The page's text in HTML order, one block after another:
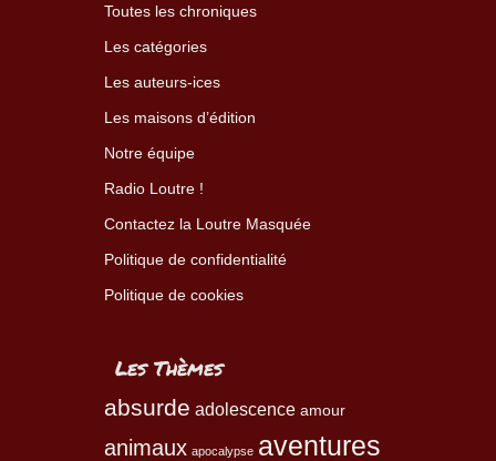
Toutes les chroniques
Les catégories
Les auteurs-ices
Les maisons d’édition
Notre équipe
Radio Loutre !
Contactez la Loutre Masquée
Politique de confidentialité
Politique de cookies
Les Thèmes
absurde adolescence amour
animaux apocalypse aventures